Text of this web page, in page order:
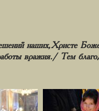
наших, Христе
вражия./ Тем